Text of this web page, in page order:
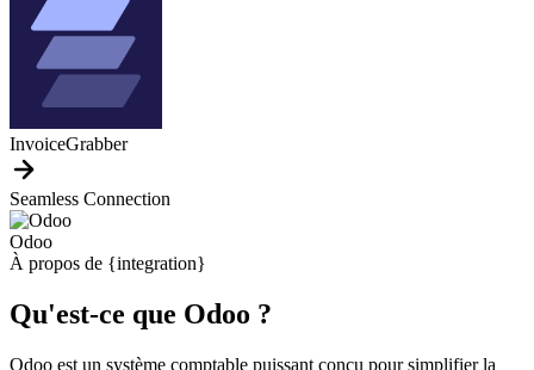
InvoiceGrabber
Seamless Connection
Odoo
À propos de {integration}
Qu'est-ce que Odoo ?
Odoo est un système comptable puissant conçu pour simplifier la